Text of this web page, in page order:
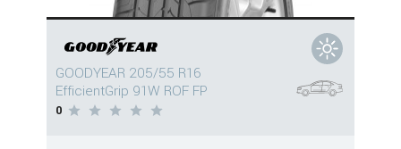
GOODYEAR 205/55 R16
EfficientGrip 91W ROF FP
0